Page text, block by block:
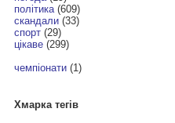
політика(609)
скандали(33)
спорт(29)
цікаве(299)
чемпіонати(1)
Хмарка тегів